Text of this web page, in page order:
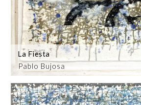
Pablo Bujosa
La Fiesta